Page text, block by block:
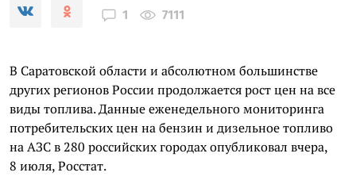
1 7111
В Саратовской области и абсолютном большинстве
других регионов России продолжается рост цен на все
виды топлива. Данные еженедельного мониторинга
потребительских цен на бензин и дизельное топливо
на АЗС в 280 российских городах опубликовал вчера,
8 июля, Росстат.